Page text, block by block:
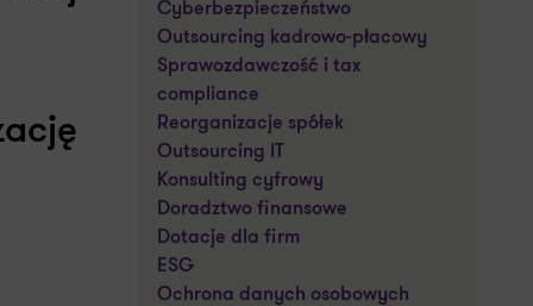
Cyberbezpieczeństwo
Outsourcing kadrowo-płacowy
Sprawozdawczość i tax
compliance
Reorganizacje spółek
Outsourcing IT
Konsulting cyfrowy
Doradztwo finansowe
Dotacje dla firm
ESG
Ochrona danych osobowych